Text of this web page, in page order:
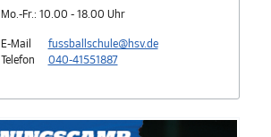
Mo.-Fr.: 10.00 - 18.00 Uhr
E-Mail
fussballschule@hsv.de
Telefon
040-41551887